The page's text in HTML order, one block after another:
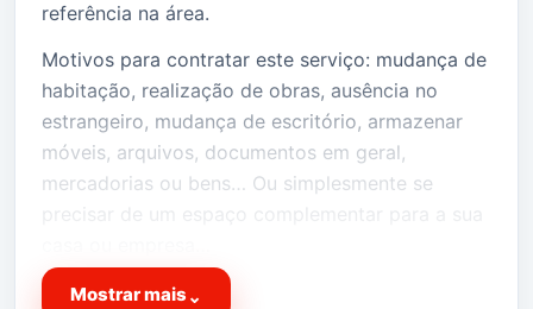
referência na área.
Motivos para contratar este serviço: mudança de
habitação, realização de obras, ausência no
estrangeiro, mudança de escritório, armazenar
móveis, arquivos, documentos em geral,
mercadorias ou bens… Ou simplesmente se
precisar de um espaço complementar para a sua
Temos o espaço fisico extra que precisa na sua
Mostrar mais ⌄